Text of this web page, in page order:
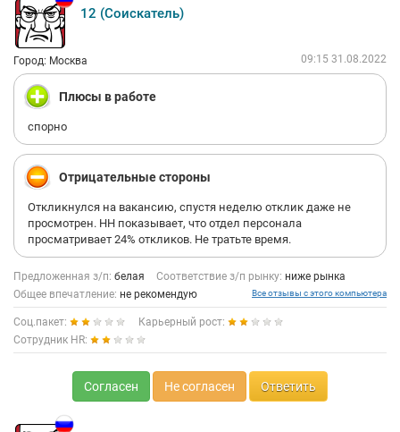
12 (Соискатель)
Город: Москва 09:15 31.08.2022
Плюсы в работе
спорно
Отрицательные стороны
Откликнулся на вакансию, спустя неделю отклик даже не
просмотрен. HH показывает, что отдел персонала
просматривает 24% откликов. Не тратьте время.
Предложенная з/п: белая Соответствие з/п рынку: ниже рынка
Общее впечатление: не рекомендую Все отзывы с этого компьютера
Соц.пакет:
Карьерный рост:
Сотрудник HR:
Согласен Не согласен Ответить